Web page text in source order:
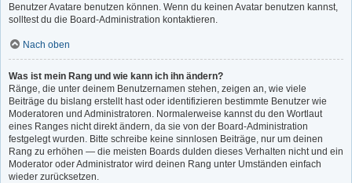
Benutzer Avatare benutzen können. Wenn du keinen Avatar benutzen kannst,
solltest du die Board-Administration kontaktieren.
Nach oben
Was ist mein Rang und wie kann ich ihn ändern?
Ränge, die unter deinem Benutzernamen stehen, zeigen an, wie viele
Beiträge du bislang erstellt hast oder identifizieren bestimmte Benutzer wie
Moderatoren und Administratoren. Normalerweise kannst du den Wortlaut
eines Ranges nicht direkt ändern, da sie von der Board-Administration
festgelegt wurden. Bitte schreibe keine sinnlosen Beiträge, nur um deinen
Rang zu erhöhen — die meisten Boards dulden dieses Verhalten nicht und ein
Moderator oder Administrator wird deinen Rang unter Umständen einfach
wieder zurücksetzen.